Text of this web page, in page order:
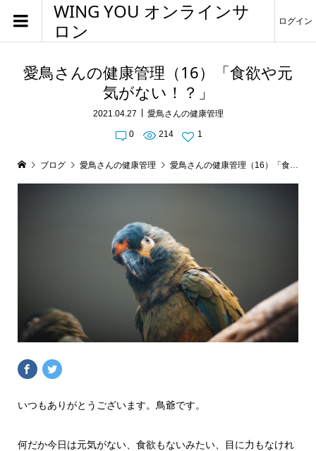
WING YOU オンラインサ
ロン
ログイン
愛鳥さんの健康管理（16）「食欲や元
気がない！？」
2021.04.27 愛鳥さんの健康管理
0 214 1
ブログ 愛鳥さんの健康管理 愛鳥さんの健康管理（16）「食欲や元気がない！？」
いつもありがとうございます。鳥爺です。
何だか今日は元気がない、食欲もないみたい、目に力もなけれ